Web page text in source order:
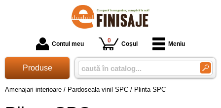
Contul meu 0 Coșul Meniu
Produse
Amenajari interioare / Pardoseala vinil SPC / Plinta SPC